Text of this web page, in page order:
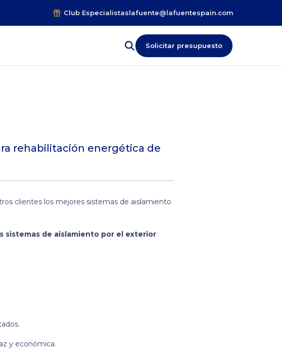
Club Especialistaslafuente@lafuentespain.com
Solicitar presupuesto
rehabilitación energética de
clientes los mejores sistemas de aislamiento
sistemas de aislamiento por el exterior
y económica.